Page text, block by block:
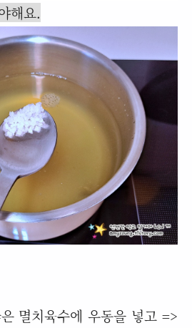
해요.
멸치육수에 우동을 넣고 =>